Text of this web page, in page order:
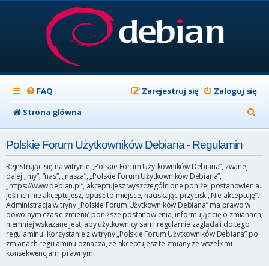
FAQ Zaloguj się
Zarejestruj się
Strona główna
z
j
Polskie Forum Użytkowników Debiana - Regulamin
Rejestrując się na witrynie „Polskie Forum Użytkowników Debiana”, zwanej
dalej „my”, ”nas”, „nasza”, „Polskie Forum Użytkowników Debiana”,
„https://www.debian.pl”, akceptujesz wyszczególnione poniżej postanowienia.
Jeśli ich nie akceptujesz, opuść to miejsce, naciskając przycisk „Nie akceptuję”.
Administracja witryny „Polskie Forum Użytkowników Debiana” ma prawo w
dowolnym czasie zmienić poniższe postanowienia, informując cię o zmianach,
niemniej wskazane jest, aby użytkownicy sami regularnie zaglądali do tego
regulaminu. Korzystanie z witryny „Polskie Forum Użytkowników Debiana” po
zmianach regulaminu oznacza, że akceptujesz te zmiany ze wszelkimi
konsekwencjami prawnymi.